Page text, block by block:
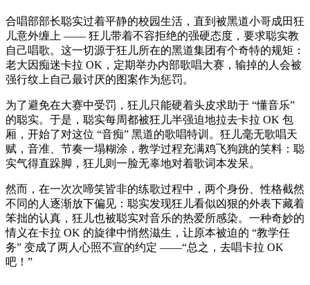
合唱部部长聪实过着平静的校园生活，直到被黑道小哥成田狂
儿意外缠上 —— 狂儿带着不容拒绝的强硬态度，要求聪实教
自己唱歌。这一切源于狂儿所在的黑道集团有个奇特的规矩：
老大因痴迷卡拉 OK，定期举办内部歌唱大赛，输掉的人会被
强行纹上自己最讨厌的图案作为惩罚。
为了避免在大赛中受罚，狂儿只能硬着头皮求助于 “懂音乐”
的聪实。于是，聪实每周都被狂儿半强迫地拉去卡拉 OK 包
厢，开始了对这位 “音痴” 黑道的歌唱特训。狂儿毫无歌唱天
赋，音准、节奏一塌糊涂，教学过程充满鸡飞狗跳的笑料：聪
实气得直跺脚，狂儿则一脸无辜地对着歌词本发呆。
然而，在一次次啼笑皆非的练歌过程中，两个身份、性格截然
不同的人逐渐放下偏见：聪实发现狂儿看似凶狠的外表下藏着
笨拙的认真，狂儿也被聪实对音乐的热爱所感染。一种奇妙的
情义在卡拉 OK 的旋律中悄然滋生，让原本被迫的 “教学任
务” 变成了两人心照不宣的约定 ——“总之，去唱卡拉 OK
吧！”